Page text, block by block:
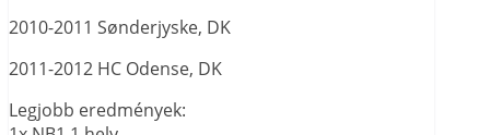
2010-2011 Sønderjyske, DK
2011-2012 HC Odense, DK
Legjobb eredmények: